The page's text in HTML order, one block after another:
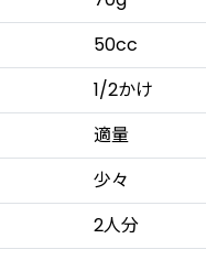
50cc
1/2かけ
適量
少々
2人分